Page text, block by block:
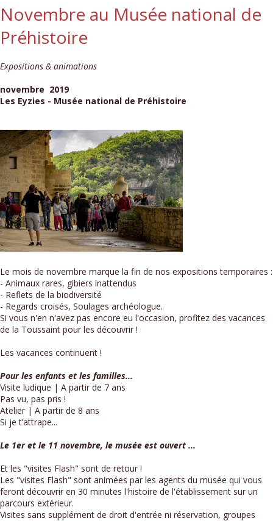
Novembre au Musée national de
Préhistoire
Expositions & animations
novembre 2019
Les Eyzies - Musée national de Préhistoire
Le mois de novembre marque la fin de nos expositions temporaires :
- Animaux rares, gibiers inattendus
- Reflets de la biodiversité
- Regards croisés, Soulages archéologue.
Si vous n'en n'avez pas encore eu l'occasion, profitez des vacances
de la Toussaint pour les découvrir !
Les vacances continuent !
Pour les enfants et les familles...
Visite ludique | A partir de 7 ans
Pas vu, pas pris !
Atelier | A partir de 8 ans
Si je t’attrape...
Le 1er et le 11 novembre, le musée est ouvert ...
Et les "visites Flash" sont de retour !
Les "visites Flash" sont animées par les agents du musée qui vous
feront découvrir en 30 minutes l'histoire de l'établissement sur un
parcours extérieur.
Visites sans supplément de droit d'entrée ni réservation, groupes